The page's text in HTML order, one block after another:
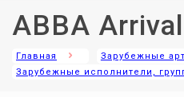
ABBA Arrival
Главная
Зарубежные
Зарубежные исполнители,